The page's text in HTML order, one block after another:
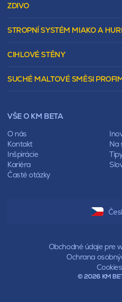
Beta
Sedlová
Valbová
Stanová
Mansardová
Pultová
Sedlová
Polovalbová
Stanová
Mansardová
Pultová
Hodonka
ZDIVO
Murovacie bloky
Tepelnoizolačný prvok
Vencovky
Preklady
Lícové murivo
Pálené zdivo Profiblok
Nosné murivo
Priečky
Vencovky
Preklady
STROPNÍ SYSTÉM MIAKO A
CIHLOVÉ STĚNY
SUCHÉ MALTOVÉ SMĚSI
VŠE O KM BETA
O nás
Kontakt
Na
Inšpirácie
Kariéra
Časté otázky
© 2026 KM
Obchodné údaje pre
Ochrana
Cookies